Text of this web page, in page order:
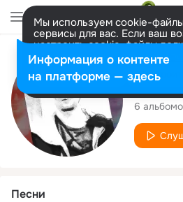
Мы используем cookie-
сервисы для вас. Если ваш
настроить cookie-файлы
представитель. Больше
Разрешить все Настроить
Emsidy
6
Песни
Информация о контенте
на платформе — здесь